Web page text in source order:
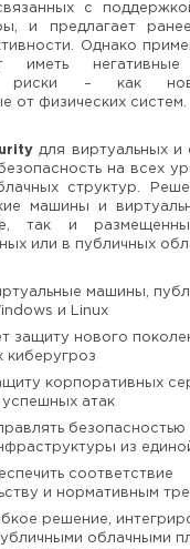
с
и предлагает
Однако
иметь
риски – как
от физических систем.
для виртуальных и
на всех
структур.
машины и
так и
или в публичных
машины,
и Linux
защиту нового
киберугроз
корпоративных
атак
безопасностью
из
соответствие
и нормативным
решение,
облачными